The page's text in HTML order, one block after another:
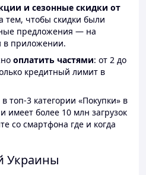
и сезонные скидки от
тем, чтобы скидки были
предложения — на
в приложении.
оплатить частями: от 2 до
кредитный лимит в
топ-3 категории «Покупки» в
имеет более 10 млн загрузок
со смартфона где и когда
Украины